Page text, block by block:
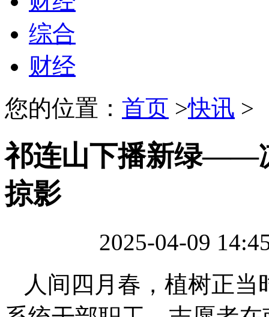
综合
财经
您的位置： 首页 >快讯 >
祁连山下播新绿——
掠影
2025-04-09
人间四月春，植树正